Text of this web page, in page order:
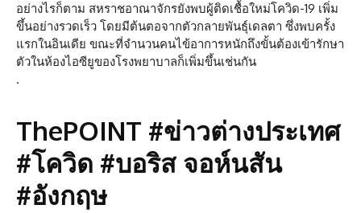
อย่างไรก็ตาม สหราชอาณาจักรยังพบผู้ติดเชื้อใหม่โควิด-19 เพิ่ม
ขึ้นอย่างรวดเร็ว โดยมีต้นตอจากตัวกลายพันธุ์เดลตา ซึ่งพบครั้ง
แรกในอินเดีย ขณะที่จำนวนคนไข้อาการหนักถึงขั้นต้องเข้ารักษา
ตัวในห้องไอซียูของโรงพยาบาลก็เพิ่มขึ้นเช่นกัน
.
ThePOINT #ข่าวต่างประเทศ
#โควิด #บอริส จอห์นสัน
#อังกฤษ